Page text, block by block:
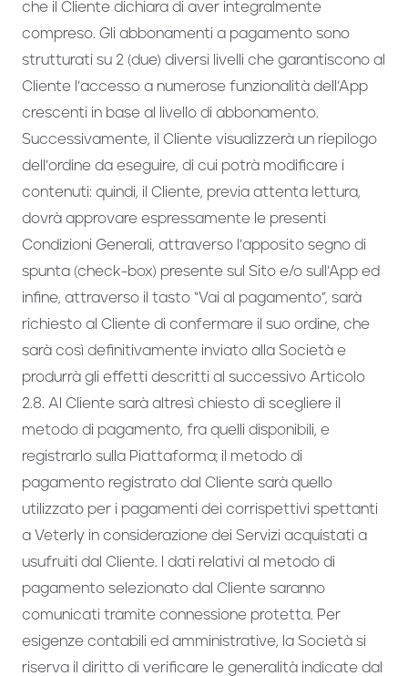
che il Cliente dichiara di aver integralmente
compreso. Gli abbonamenti a pagamento sono
strutturati su 2 (due) diversi livelli che garantiscono al
Cliente l’accesso a numerose funzionalità dell’App
crescenti in base al livello di abbonamento.
Successivamente, il Cliente visualizzerà un riepilogo
dell’ordine da eseguire, di cui potrà modificare i
contenuti: quindi, il Cliente, previa attenta lettura,
dovrà approvare espressamente le presenti
Condizioni Generali, attraverso l’apposito segno di
spunta (check-box) presente sul Sito e/o sull’App ed
infine, attraverso il tasto “Vai al pagamento”, sarà
richiesto al Cliente di confermare il suo ordine, che
sarà così definitivamente inviato alla Società e
produrrà gli effetti descritti al successivo Articolo
2.8. Al Cliente sarà altresì chiesto di scegliere il
metodo di pagamento, fra quelli disponibili, e
registrarlo sulla Piattaforma; il metodo di
pagamento registrato dal Cliente sarà quello
utilizzato per i pagamenti dei corrispettivi spettanti
a Veterly in considerazione dei Servizi acquistati a
usufruiti dal Cliente. I dati relativi al metodo di
pagamento selezionato dal Cliente saranno
comunicati tramite connessione protetta. Per
esigenze contabili ed amministrative, la Società si
riserva il diritto di verificare le generalità indicate dal